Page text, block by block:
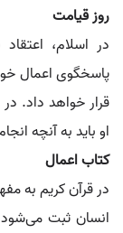
روز قیامت
در اسلام،
پاسخگوی اعمال
قرار خواهد داد.
او باید به آنچه
کتاب اعمال
در قرآن کریم به